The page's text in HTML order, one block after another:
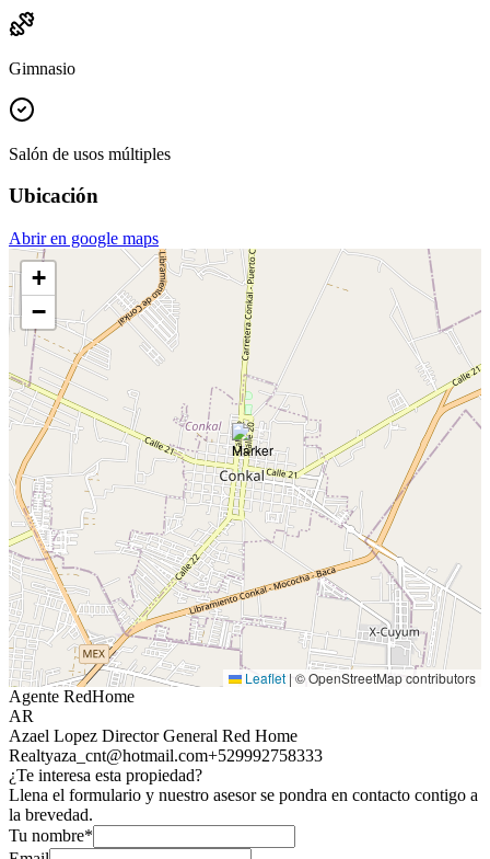
Gimnasio
Salón de usos múltiples
Ubicación
Abrir en google maps
+
−
Leaflet | © OpenStreetMap contributors
Agente RedHome
AR
Azael Lopez Director General Red Home
Realtyaza_cnt@hotmail.com+529992758333
¿Te interesa esta propiedad?
Llena el formulario y nuestro asesor se pondra en contacto contigo a
la brevedad.
Tu nombre*